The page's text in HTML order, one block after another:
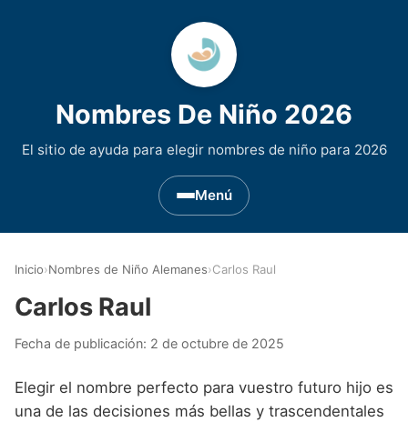
Nombres De Niño 2026
El sitio de ayuda para elegir nombres de niño para 2026
Menú
Nombres de niño que empiezan por D
Nombres de Niño Asturianos
Nombres de Niño Celtas
Nombres de Niño Alemanes
Buscar
Inicio›Nombres de Niño Alemanes›Carlos Raul
Carlos Raul
Fecha de publicación: 2 de octubre de 2025
Elegir el nombre perfecto para vuestro futuro hijo es
una de las decisiones más bellas y trascendentales